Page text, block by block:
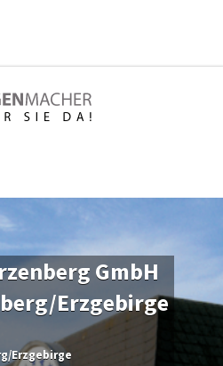
GmbH
Erzgebirge
Erzgebirge